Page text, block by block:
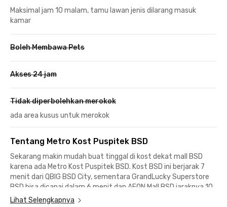
Maksimal jam 10 malam, tamu lawan jenis dilarang masuk
kamar
Boleh Membawa Pets
Akses 24 jam
Tidak diperbolehkan merokok
ada area kusus untuk merokok
Tentang Metro Kost Puspitek BSD
Sekarang makin mudah buat tinggal di kost dekat mall BSD
karena ada Metro Kost Puspitek BSD. Kost BSD ini berjarak 7
menit dari QBIG BSD City, sementara GrandLucky Superstore
BSD bisa dicapai dalam 6 menit dan AEON Mall BSD jaraknya 10
menit berkendara.
Lihat Selengkapnya